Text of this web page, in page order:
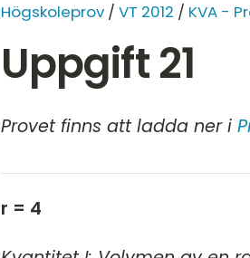
Högskoleprov / VT 2012 / KVA -
Uppgift 21
Provet finns att ladda ner i
r = 4